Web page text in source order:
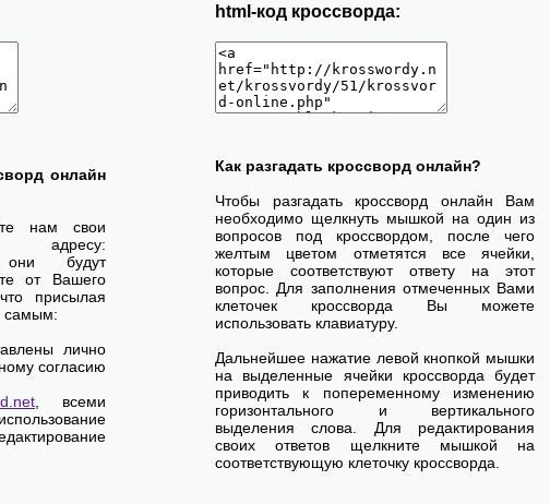
html-код кроссворда:
онлайн
нам свои
будут
от Вашего
присылая
самым:
лично
согласию
, всеми
Как разгадать кроссворд онлайн?
Чтобы разгадать кроссворд онлайн Вам
необходимо щелкнуть мышкой на один из
вопросов под кроссвордом, после чего
желтым цветом отметятся все ячейки,
которые соответствуют ответу на этот
вопрос. Для заполнения отмеченных Вами
клеточек кроссворда Вы можете
использовать клавиатуру.
Дальнейшее нажатие левой кнопкой мышки
на выделенные ячейки кроссворда будет
приводить к попеременному изменению
горизонтального и вертикального
выделения слова. Для редактирования
своих ответов щелкните мышкой на
соответствующую клеточку кроссворда.